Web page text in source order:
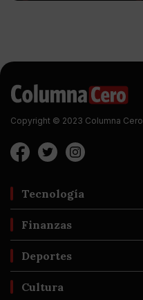
Copyright © 2023 Columna Cero
Tecnología
Finanzas
Deportes
Cultura